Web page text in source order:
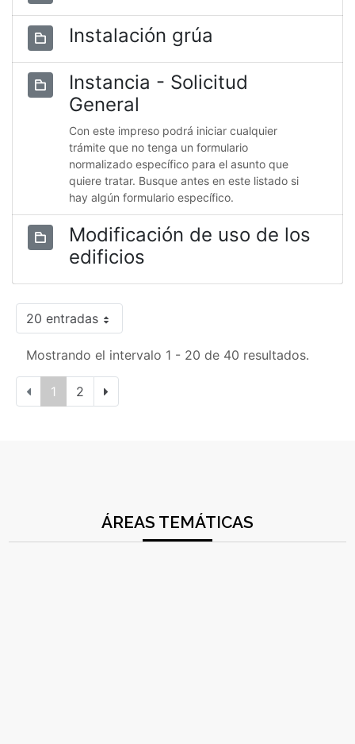
Instalación grúa
Instancia - Solicitud
General
Con este impreso podrá iniciar cualquier
trámite que no tenga un formulario
normalizado específico para el asunto que
quiere tratar. Busque antes en este listado si
hay algún formulario específico.
Modificación de uso de los
edificios
20 entradas
Mostrando el intervalo 1 - 20 de 40 resultados.
1 2
ÁREAS TEMÁTICAS